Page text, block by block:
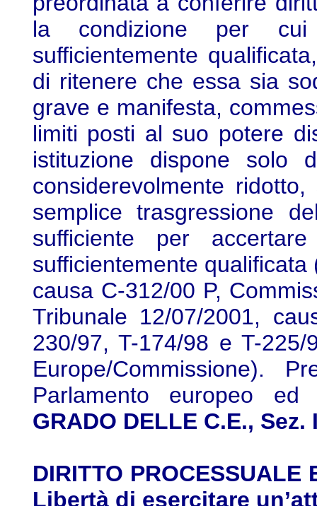
la condizione per
sufficientemente
di ritenere che essa sia
grave e manifesta,
limiti posti al suo potere
istituzione dispone solo
considerevolmente
semplice trasgressione
sufficiente per
sufficientemente
causa C-312/00 P,
Tribunale 12/07/2001,
230/97, T-174/98 e T-
Europe/Commissione).
Parlamento europeo
GRADO DELLE C.E.,
DIRITTO
Libertà di esercitare